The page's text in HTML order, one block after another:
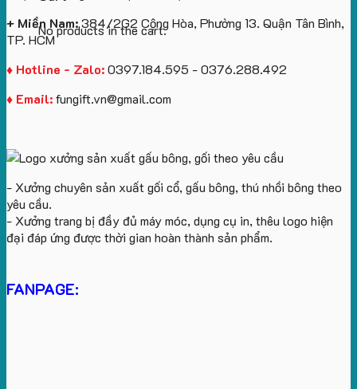
No products in the cart.
+ Miền Nam:384/2G2 Cộng Hòa, Phường 13. Quận Tân Bình,
TP. HCM
♦ Hotline - Zalo:0397.184.595 - 0376.288.492
♦ Email:fungift.vn@gmail.com
- Xưởng chuyên sản xuất gối cổ, gấu bông, thú nhồi bông theo
yêu cầu.
- Xưởng trang bị đầy đủ máy móc, dụng cụ in, thêu logo hiện
đại đáp ứng được thời gian hoàn thành sản phẩm.
FANPAGE: